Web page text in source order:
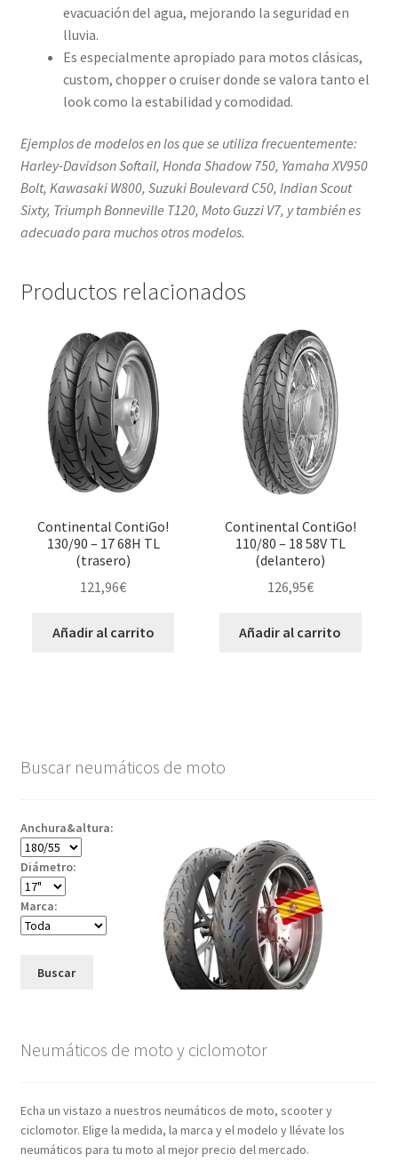
evacuación del agua, mejorando la seguridad en
lluvia.
Es especialmente apropiado para motos clásicas,
custom, chopper o cruiser donde se valora tanto el
look como la estabilidad y comodidad.
Ejemplos de modelos en los que se utiliza frecuentemente:
Harley-Davidson Softail, Honda Shadow 750, Yamaha XV950
Bolt, Kawasaki W800, Suzuki Boulevard C50, Indian Scout
Sixty, Triumph Bonneville T120, Moto Guzzi V7, y también es
adecuado para muchos otros modelos.
Productos relacionados
Continental ContiGo!
130/90 – 17 68H TL
(trasero)
121,96€
Añadir al carrito
Continental ContiGo!
110/80 – 18 58V TL
(delantero)
126,95€
Añadir al carrito
Buscar neumáticos de moto
Anchura&altura:
Diámetro:
Marca:
Buscar
Neumáticos de moto y ciclomotor
Echa un vistazo a nuestros neumáticos de moto, scooter y
ciclomotor. Elige la medida, la marca y el modelo y llévate los
neumáticos para tu moto al mejor precio del mercado.